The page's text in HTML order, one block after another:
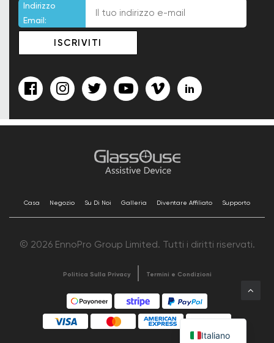
Indirizzo
Email:
Casa Negozio Su Di Noi Galleria Diventare Affiliato Supporto
© 2026 EnnoPro Group Limited. Tutti i diritti riservati.
Politica Sulla Privacy Termini e Condizioni
Italiano